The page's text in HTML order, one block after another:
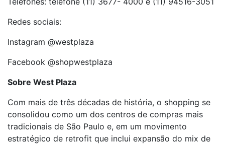
Redes sociais:
Instagram @westplaza
Facebook @shopwestplaza
Sobre West Plaza
Com mais de três décadas de história, o shopping se
consolidou como um dos centros de compras mais
tradicionais de São Paulo e, em um movimento
estratégico de retrofit que inclui expansão do mix de